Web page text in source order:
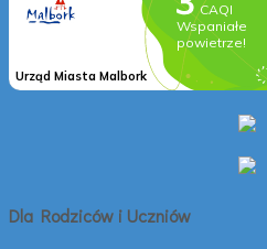
Dla Rodziców i Uczniów